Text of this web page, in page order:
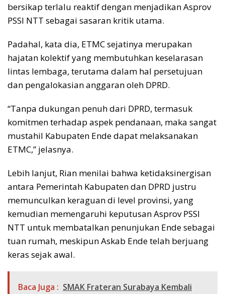
bersikap terlalu reaktif dengan menjadikan Asprov
PSSI NTT sebagai sasaran kritik utama.
Padahal, kata dia, ETMC sejatinya merupakan
hajatan kolektif yang membutuhkan keselarasan
lintas lembaga, terutama dalam hal persetujuan
dan pengalokasian anggaran oleh DPRD.
“Tanpa dukungan penuh dari DPRD, termasuk
komitmen terhadap aspek pendanaan, maka sangat
mustahil Kabupaten Ende dapat melaksanakan
ETMC,” jelasnya.
Lebih lanjut, Rian menilai bahwa ketidaksinergisan
antara Pemerintah Kabupaten dan DPRD justru
memunculkan keraguan di level provinsi, yang
kemudian memengaruhi keputusan Asprov PSSI
NTT untuk membatalkan penunjukan Ende sebagai
tuan rumah, meskipun Askab Ende telah berjuang
keras sejak awal.
Baca Juga : SMAK Frateran Surabaya Kembali